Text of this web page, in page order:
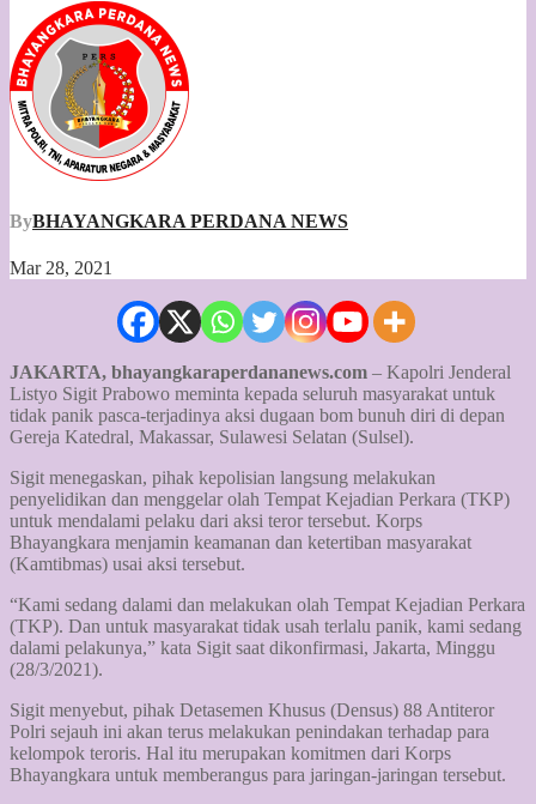
ByBHAYANGKARA PERDANA NEWS
Mar 28, 2021
JAKARTA, bhayangkaraperdananews.com – Kapolri Jenderal
Listyo Sigit Prabowo meminta kepada seluruh masyarakat untuk
tidak panik pasca-terjadinya aksi dugaan bom bunuh diri di depan
Gereja Katedral, Makassar, Sulawesi Selatan (Sulsel).
Sigit menegaskan, pihak kepolisian langsung melakukan
penyelidikan dan menggelar olah Tempat Kejadian Perkara (TKP)
untuk mendalami pelaku dari aksi teror tersebut. Korps
Bhayangkara menjamin keamanan dan ketertiban masyarakat
(Kamtibmas) usai aksi tersebut.
“Kami sedang dalami dan melakukan olah Tempat Kejadian Perkara
(TKP). Dan untuk masyarakat tidak usah terlalu panik, kami sedang
dalami pelakunya,” kata Sigit saat dikonfirmasi, Jakarta, Minggu
(28/3/2021).
Sigit menyebut, pihak Detasemen Khusus (Densus) 88 Antiteror
Polri sejauh ini akan terus melakukan penindakan terhadap para
kelompok teroris. Hal itu merupakan komitmen dari Korps
Bhayangkara untuk memberangus para jaringan-jaringan tersebut.